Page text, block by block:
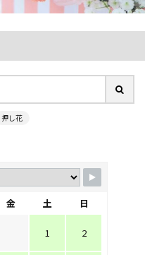
押し花
金 土 日
1 2